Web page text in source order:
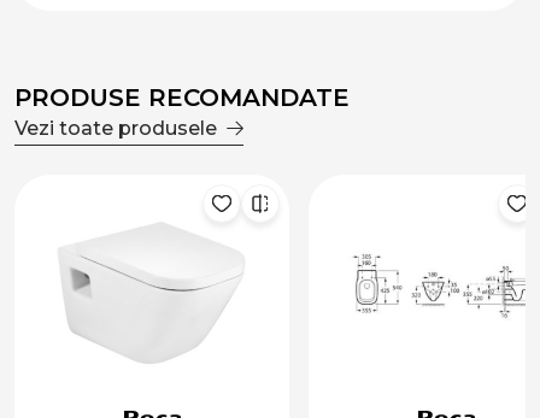
PRODUSE RECOMANDATE
Vezi toate produsele